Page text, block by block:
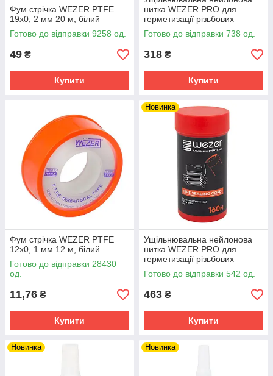
Фум стрічка WEZER PTFE
19x0, 2 мм 20 м, білий
Готово до відправки 9258 од.
49 ₴
Купити
нитка WEZER PRO для
герметизації різьбових
з'єднань, 80 м
Готово до відправки 738 од.
318 ₴
Купити
Фум стрічка WEZER PTFE
12x0, 1 мм 12 м, білий
Готово до відправки 28430
од.
11,76 ₴
Купити
Новинка
Ущільнювальна нейлонова
нитка WEZER PRO для
герметизації різьбових
з'єднань, 160 м
Готово до відправки 542 од.
463 ₴
Купити
Новинка Новинка